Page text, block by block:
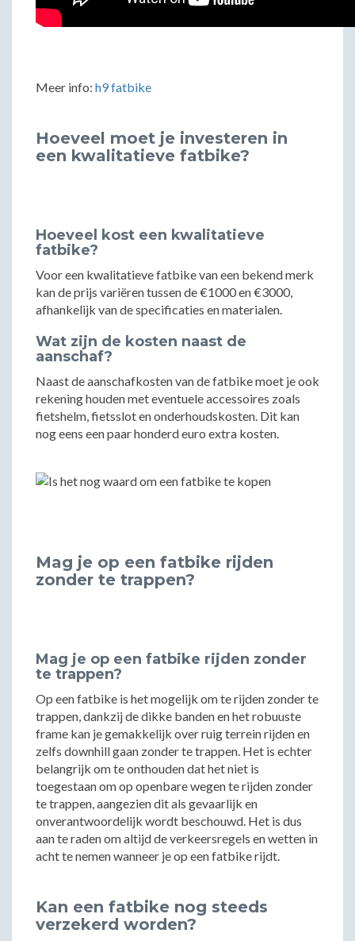
Meer info: h9 fatbike
Hoeveel moet je investeren in
een kwalitatieve fatbike?
Hoeveel kost een kwalitatieve
fatbike?
Voor een kwalitatieve fatbike van een bekend merk
kan de prijs variëren tussen de €1000 en €3000,
afhankelijk van de specificaties en materialen.
Wat zijn de kosten naast de
aanschaf?
Naast de aanschafkosten van de fatbike moet je ook
rekening houden met eventuele accessoires zoals
fietshelm, fietsslot en onderhoudskosten. Dit kan
nog eens een paar honderd euro extra kosten.
Mag je op een fatbike rijden
zonder te trappen?
Mag je op een fatbike rijden zonder
te trappen?
Op een fatbike is het mogelijk om te rijden zonder te
trappen, dankzij de dikke banden en het robuuste
frame kan je gemakkelijk over ruig terrein rijden en
zelfs downhill gaan zonder te trappen. Het is echter
belangrijk om te onthouden dat het niet is
toegestaan om op openbare wegen te rijden zonder
te trappen, aangezien dit als gevaarlijk en
onverantwoordelijk wordt beschouwd. Het is dus
aan te raden om altijd de verkeersregels en wetten in
acht te nemen wanneer je op een fatbike rijdt.
Kan een fatbike nog steeds
verzekerd worden?